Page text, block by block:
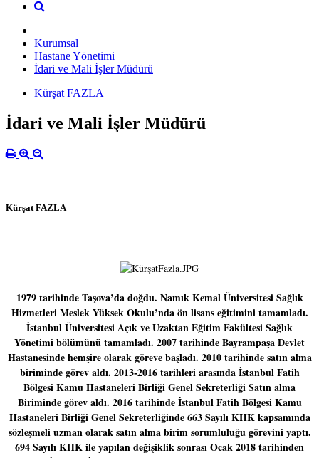
Kurumsal
Hastane Yönetimi
İdari ve Mali İşler Müdürü
Kürşat FAZLA
İdari ve Mali İşler Müdürü
Kürşat FAZLA
1979 tarihinde Taşova’da doğdu. Namık Kemal Üniversitesi Sağlık
Hizmetleri Meslek Yüksek Okulu’nda ön lisans eğitimini tamamladı.
İstanbul Üniversitesi Açık ve Uzaktan Eğitim Fakültesi Sağlık
Yönetimi bölümünü tamamladı. 2007 tarihinde Bayrampaşa Devlet
Hastanesinde hemşire olarak göreve başladı. 2010 tarihinde satın alma
biriminde görev aldı. 2013-2016 tarihleri arasında İstanbul Fatih
Bölgesi Kamu Hastaneleri Birliği Genel Sekreterliği Satın alma
Biriminde görev aldı. 2016 tarihinde İstanbul Fatih Bölgesi Kamu
Hastaneleri Birliği Genel Sekreterliğinde 663 Sayılı KHK kapsamında
sözleşmeli uzman olarak satın alma birim sorumluluğu görevini yaptı.
694 Sayılı KHK ile yapılan değişiklik sonrası Ocak 2018 tarihinden